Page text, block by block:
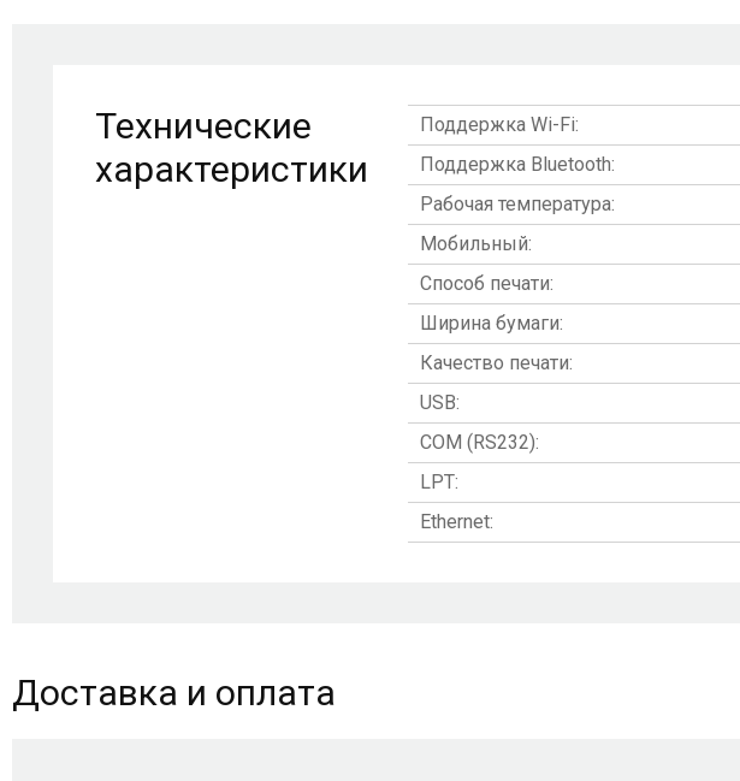
Технические
характеристики
Поддержка Wi-Fi:
Поддержка Bluetooth:
Рабочая температура:
Мобильный:
Способ печати:
Ширина бумаги:
Качество печати:
USB:
COM (RS232):
LPT:
Ethernet:
Доставка и оплата